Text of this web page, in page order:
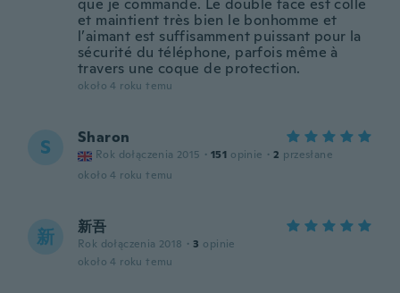
que je commande. Le double face est colle
et maintient très bien le bonhomme et
l’aimant est suffisamment puissant pour la
sécurité du téléphone, parfois même à
travers une coque de protection.
około 4 roku temu
S Sharon
Rok dołączenia 2015 · 151 opinie · 2 przesłane
około 4 roku temu
新 新吾
Rok dołączenia 2018 · 3 opinie
około 4 roku temu